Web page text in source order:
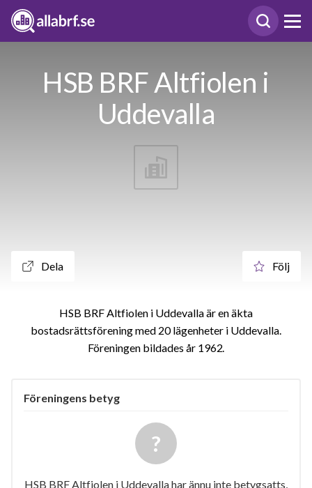
HSB BRF Altfiolen i
Uddevalla
Dela Följ
HSB BRF Altfiolen i Uddevalla är en äkta
bostadsrättsförening med 20 lägenheter i Uddevalla.
Föreningen bildades år 1962
Föreningens betyg
HSB BRF Altfiolen i Uddevalla har ännu inte betygsatts,